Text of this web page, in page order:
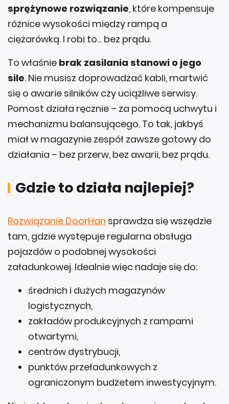
różnice wysokości między rampą a
ciężarówką. I robi to... bez prądu.
To właśniebrak zasilania stanowi o jego
sile. Nie musisz doprowadzać kabli, martwić
się o awarie silników czy uciążliwe serwisy.
Pomost działa ręcznie – za pomocą uchwytu i
mechanizmu balansującego. To tak, jakbyś
miał w magazynie zespół zawsze gotowy do
działania – bez przerw, bez awarii, bez prądu.
tam, gdzie występuje regularna obsługa
pojazdów o podobnej wysokości
załadunkowej. Idealnie więc nadaje się do:
średnich i dużych magazynów
logistycznych,
zakładów produkcyjnych z rampami
otwartymi,
centrów dystrybucji,
punktów przeładunkowych z
ograniczonym budżetem inwestycyjnym.
Nie jest to natomiast system uniwersalny do